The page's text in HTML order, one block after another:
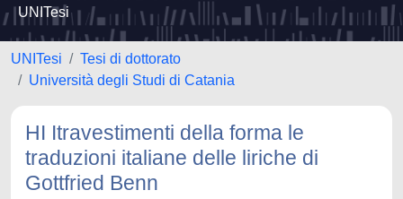
UNITesi
UNITesi
Tesi di dottorato
Università degli Studi di Catania
HI Itravestimenti della forma le
traduzioni italiane delle liriche di
Gottfried Benn